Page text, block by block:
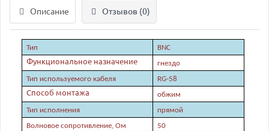
Описание Отзывов (0)
Тип BNC
Функциональное назначение
гнездо
Тип используемого кабеля
RG-58
Способ монтажа
обжим
Тип исполнения
прямой
Волновое сопротивление, Ом
50